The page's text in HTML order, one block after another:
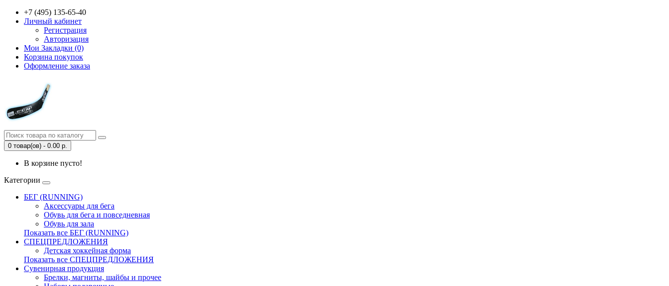
+7 (495) 135-65-40
Личный кабинет
Регистрация
Авторизация
Мои Закладки (0)
Корзина покупок
Оформление заказа
0 товар(ов) - 0.00 р.
В корзине пусто!
Категории
БЕГ (RUNNING)
Аксессуары для бега
Обувь для бега и повседневная
Обувь для зала
Показать все БЕГ (RUNNING)
СПЕЦПРЕДЛОЖЕНИЯ
Детская хоккейная форма
Показать все СПЕЦПРЕДЛОЖЕНИЯ
Сувенирная продукция
Брелки, магниты, шайбы и прочее